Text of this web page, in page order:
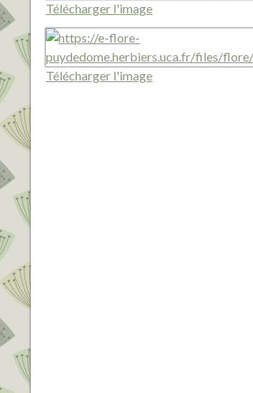
Télécharger l'image
Télécharger l'image